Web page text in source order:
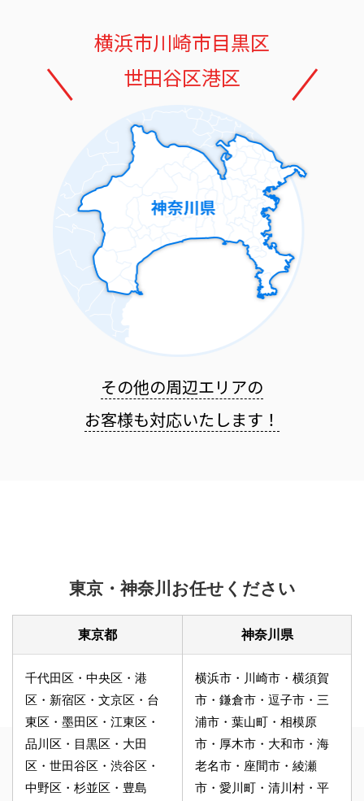
その他の周辺エリアの
お客様も対応いたします！
横浜市川崎市目黒区
世田谷区港区
東京・神奈川お任せください
東京都
千代田区・中央区・港
区・新宿区・文京区・台
東区・墨田区・江東区・
品川区・目黒区・大田
区・世田谷区・渋谷区・
中野区・杉並区・豊島
神奈川県
横浜市・川崎市・横須賀
市・鎌倉市・逗子市・三
浦市・葉山町・相模原
市・厚木市・大和市・海
老名市・座間市・綾瀬
市・愛川町・清川村・平